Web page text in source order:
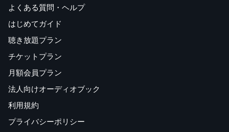
よくある質問・ヘルプ
はじめてガイド
聴き放題プラン
チケットプラン
月額会員プラン
法人向けオーディオブック
利用規約
プライバシーポリシー